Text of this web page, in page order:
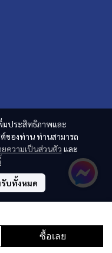
ซื้อเลย
มประสิทธิภาพและ
ของท่าน ท่านสามารถ
ยความเป็นส่วนตัว และ
บทั้งหมด